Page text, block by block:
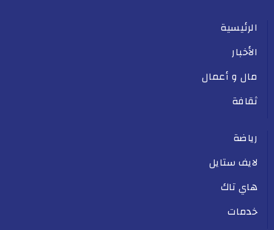
الرئيسية
الأخبار
مال و أعمال
ثقافة
رياضة
لايف ستايل
هاي تاك
خدمات